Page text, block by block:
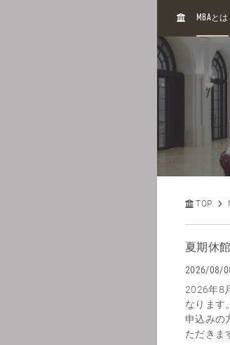
H
MBAとは
TOP
夏期休
2026/08/
2026年8
なります
申込みの
ただきま